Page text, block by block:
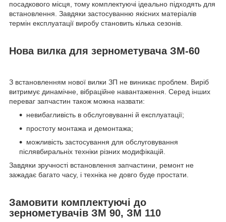
посадкового місця, тому комплектуючі ідеально підходять для
встановлення. Завдяки застосуванню якісних матеріалів
термін експлуатації виробу становить кілька сезонів.
Нова вилка для зернометувача ЗМ-60
З встановленням нової вилки ЗП не виникає проблем. Виріб
витримує динамічне, вібраційне навантаження. Серед інших
переваг запчастин також можна назвати:
невибагливість в обслуговуванні й експлуатації;
простоту монтажа и демонтажа;
можливість застосування для обслуговування
післявбиральніх техніки різних модифікацій.
Завдяки зручності встановлення запчастини, ремонт не
зажадає багато часу, і техніка не довго буде простати.
Замовити комплектуючі до
зернометувачів ЗМ 90, ЗМ 110